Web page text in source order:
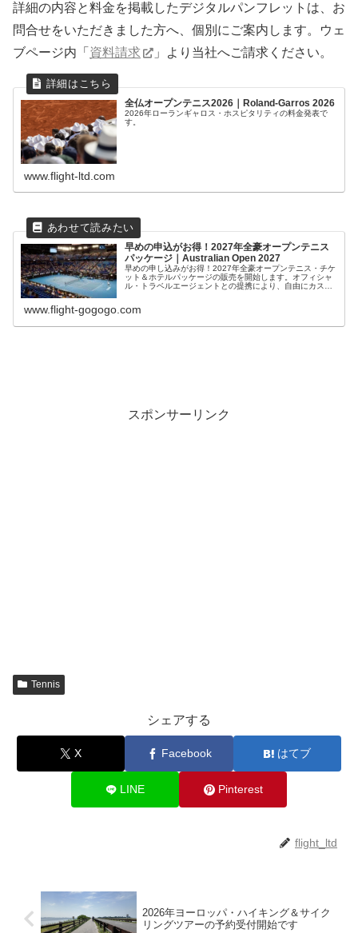
詳細の内容と料金を掲載したデジタルパンフレットは、お
問合せをいただきました方へ、個別にご案内します。ウェ
ブページ内「 資料請求 」より当社へご請求ください。
全仏オープンテニス2026｜Roland-Garros 2026
2026年ローランギャロス・ホスピタリティの料金発表で
す。
www.flight-ltd.com
早めの申込がお得！2027年全豪オープンテニス
パッケージ｜Australian Open 2027
早めの申し込みがお得！2027年全豪オープンテニス・チケ
ット＆ホテルパッケージの販売を開始します。オフィシャ
ル・トラベルエージェントとの提携により、自由にカスタ
立ててみてはいかがでしょうか？
www.flight-gogogo.com
スポンサーリンク
Tennis
シェアする
X Facebook はてブ
LINE Pinterest
flight_ltd
2026年ヨーロッパ・ハイキング＆サイク
リングツアーの予約受付開始です